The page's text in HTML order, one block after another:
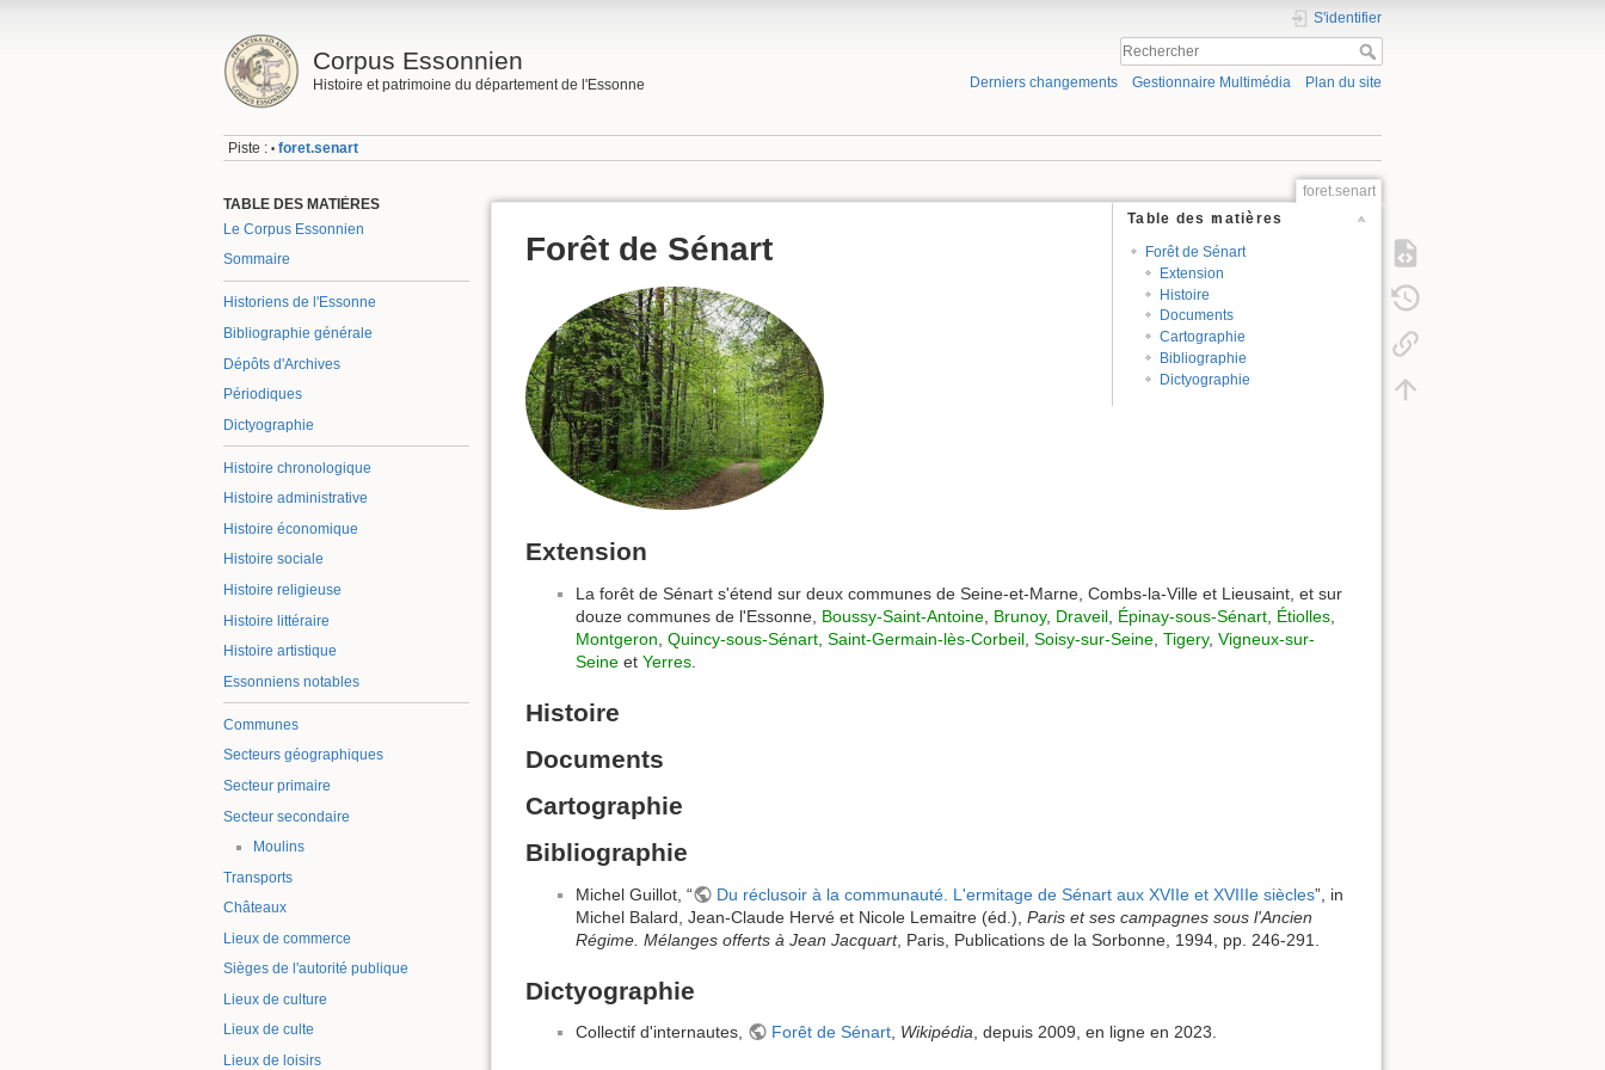
Corpus Essonnien
Histoire et patrimoine du département de l'Essonne
S'identifier
Derniers changements Gestionnaire Multimédia Plan du site
Piste : • foret.senart
TABLE DES MATIÈRES
Le Corpus Essonnien
Sommaire
Historiens de l'Essonne
Bibliographie générale
Dépôts d'Archives
Périodiques
Dictyographie
Histoire chronologique
Histoire administrative
Histoire économique
Histoire sociale
Histoire religieuse
Histoire littéraire
Histoire artistique
Essonniens notables
Communes
Secteurs géographiques
Secteur primaire
Secteur secondaire
Moulins
Transports
Châteaux
Lieux de commerce
Sièges de l'autorité publique
Lieux de culture
Lieux de culte
Lieux de loisirs
foret.senart
Table des matières
Forêt de Sénart
Extension
Histoire
Documents
Cartographie
Bibliographie
Dictyographie
Forêt de Sénart
Extension
La forêt de Sénart s'étend sur deux communes de Seine-et-Marne, Combs-la-Ville et Lieusaint, et sur
douze communes de l'Essonne, Boussy-Saint-Antoine, Brunoy, Draveil, Épinay-sous-Sénart, Étiolles,
Montgeron, Quincy-sous-Sénart, Saint-Germain-lès-Corbeil, Soisy-sur-Seine, Tigery, Vigneux-sur-
Seine et Yerres.
Histoire
Documents
Cartographie
Bibliographie
Michel Guillot, “ Du réclusoir à la communauté. L'ermitage de Sénart aux XVIIe et XVIIIe siècles”, in
Michel Balard, Jean-Claude Hervé et Nicole Lemaitre (éd.), Paris et ses campagnes sous l'Ancien
Régime. Mélanges offerts à Jean Jacquart, Paris, Publications de la Sorbonne, 1994, pp. 246-291.
Dictyographie
Collectif d'internautes, Forêt de Sénart, Wikipédia, depuis 2009, en ligne en 2023.